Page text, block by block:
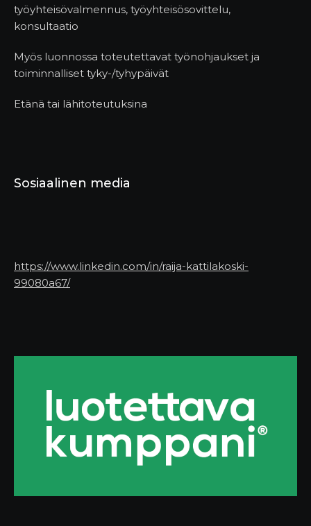
työyhteisövalmennus, työyhteisösovittelu,
konsultaatio
Myös luonnossa toteutettavat työnohjaukset ja
toiminnalliset tyky-/tyhypäivät
Etänä tai lähitoteutuksina
Sosiaalinen media
https://www.linkedin.com/in/raija-kattilakoski-
99080a67/